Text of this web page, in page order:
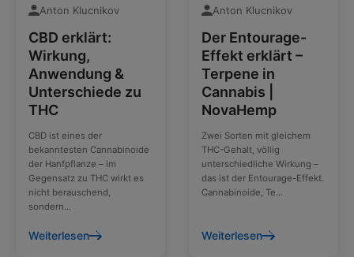
Anton Klucnikov
CBD erklärt:
Wirkung,
Anwendung &
Unterschiede zu
THC
CBD ist eines der
bekanntesten Cannabinoide
der Hanfpflanze – im
Gegensatz zu THC wirkt es
nicht berauschend,
sondern...
Weiterlesen
Anton Klucnikov
Der Entourage-
Effekt erklärt –
Terpene in
Cannabis |
NovaHemp
Zwei Sorten mit gleichem
THC-Gehalt, völlig
unterschiedliche Wirkung –
das ist der Entourage-Effekt.
Cannabinoide, Te...
Weiterlesen